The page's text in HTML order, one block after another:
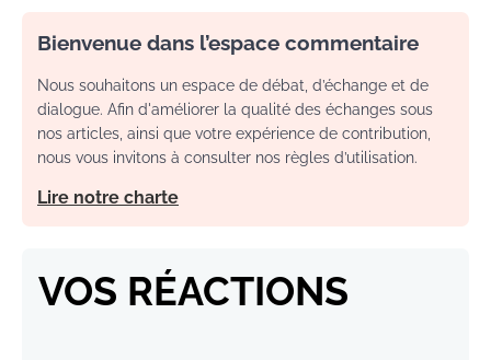
Bienvenue dans l’espace commentaire
Nous souhaitons un espace de débat, d’échange et de
dialogue. Afin d'améliorer la qualité des échanges sous
nos articles, ainsi que votre expérience de contribution,
nous vous invitons à consulter nos règles d’utilisation.
Lire notre charte
VOS RÉACTIONS